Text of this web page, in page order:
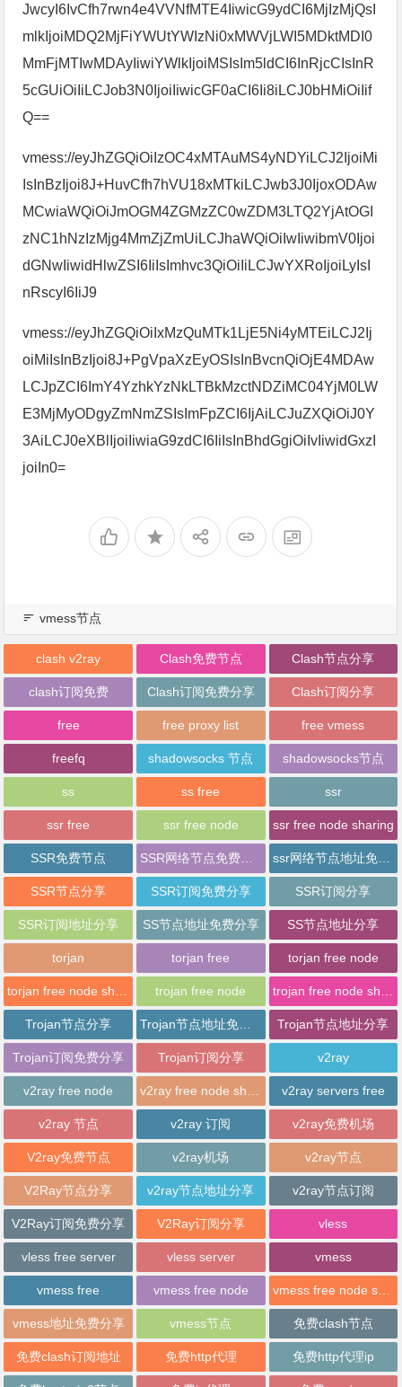
JwcyI6IvCfh7rwn4e4VVNfMTE4IiwicG9ydCI6MjIzMjQsI
mlkIjoiMDQ2MjFiYWUtYWIzNi0xMWVjLWI5MDktMDI0
MmFjMTIwMDAyIiwiYWlkIjoiMSIsIm5ldCI6InRjcCIsInR
5cGUiOiIiLCJob3N0IjoiIiwicGF0aCI6Ii8iLCJ0bHMiOiIif
Q==
vmess://eyJhZGQiOiIzOC4xMTAuMS4yNDYiLCJ2IjoiMi
IsInBzIjoi8J+HuvCfh7hVU18xMTkiLCJwb3J0IjoxODAw
MCwiaWQiOiJmOGM4ZGMzZC0wZDM3LTQ2YjAtOGI
zNC1hNzIzMjg4MmZjZmUiLCJhaWQiOiIwIiwibmV0Ijoi
dGNwIiwidHlwZSI6IiIsImhvc3QiOiIiLCJwYXRoIjoiLyIsI
nRscyI6IiJ9
vmess://eyJhZGQiOiIxMzQuMTk1LjE5Ni4yMTEiLCJ2Ij
oiMiIsInBzIjoi8J+PgVpaXzEyOSIsInBvcnQiOjE4MDAw
LCJpZCI6ImY4YzhkYzNkLTBkMzctNDZiMC04YjM0LW
E3MjMyODgyZmNmZSIsImFpZCI6IjAiLCJuZXQiOiJ0Y
3AiLCJ0eXBlIjoiIiwiaG9zdCI6IiIsInBhdGgiOiIvIiwidGxzI
joiIn0=
vmess节点
clash v2ray Clash免费节点 Clash节点分享
clash订阅免费 Clash订阅免费分享 Clash订阅分享
free free proxy list free vmess
freefq shadowsocks 节点 shadowsocks节点
ss ss free ssr
ssr free ssr free node ssr free node sharing
SSR免费节点
SSR节点分享 SSR订阅免费分享 SSR订阅分享
SSR订阅地址分享 SS节点地址免费分享 SS节点地址分享
torjan torjan free torjan free node
trojan free node
Trojan节点分享 Trojan节点地址分享
Trojan订阅免费分享 Trojan订阅分享 v2ray
v2ray free node v2ray servers free
v2ray 节点 v2ray 订阅 v2ray免费机场
V2ray免费节点 v2ray机场 v2ray节点
V2Ray节点分享 v2ray节点地址分享 v2ray节点订阅
V2Ray订阅免费分享 V2Ray订阅分享 vless
vless free server vless server vmess
vmess free vmess free node vmess free node sharing
vmess地址免费分享 vmess节点 免费clash节点
免费clash订阅地址 免费http代理 免费http代理ip